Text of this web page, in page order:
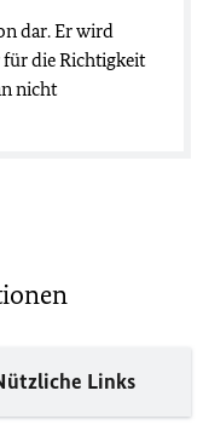
dar. Er wird
für die Richtigkeit
nicht
Links